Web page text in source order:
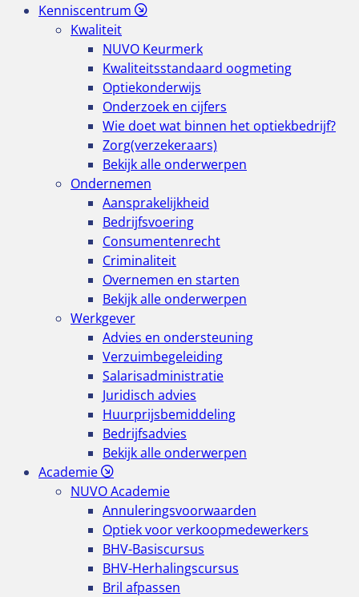
Kenniscentrum
Kwaliteit
NUVO Keurmerk
Kwaliteitsstandaard oogmeting
Optiekonderwijs
Onderzoek en cijfers
Wie doet wat binnen het optiekbedrijf?
Zorg(verzekeraars)
Bekijk alle onderwerpen
Ondernemen
Aansprakelijkheid
Bedrijfsvoering
Consumentenrecht
Criminaliteit
Overnemen en starten
Bekijk alle onderwerpen
Werkgever
Advies en ondersteuning
Verzuimbegeleiding
Salarisadministratie
Juridisch advies
Huurprijsbemiddeling
Bedrijfsadvies
Bekijk alle onderwerpen
Academie
NUVO Academie
Annuleringsvoorwaarden
Optiek voor verkoopmedewerkers
BHV-Basiscursus
BHV-Herhalingscursus
Bril afpassen